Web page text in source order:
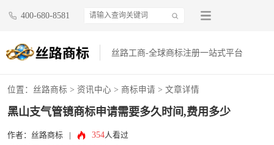
400-680-8581
丝路工商-全球商标注册一站式平台
位置： 丝路商标 > 资讯中心 > 商标申请 > 文章详情
黑山支气管镜商标申请需要多久时间,费用多少
作者：丝路商标 354人看过